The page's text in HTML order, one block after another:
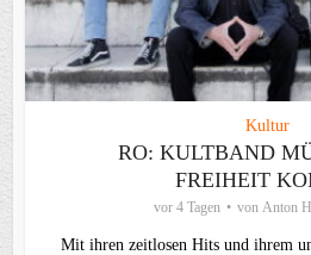
Kultur
RO: KULTBAND
FREIHEIT
vor 4 Tagen von Anton
Mit ihren zeitlosen Hits und ihrem